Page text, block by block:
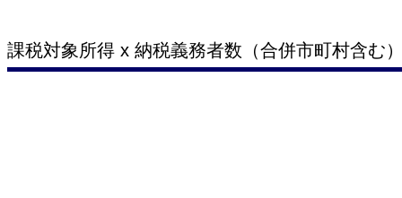
課税対象所得 x 納税義務者数（合併市町村含む